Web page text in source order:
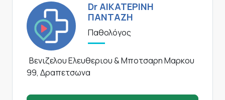
Dr ΑΙΚΑΤΕΡΙΝΗ
ΠΑΝΤΑΖΗ
Παθολόγος
Βενιζελου Ελευθεριου & Μποτσαρη Μαρκου
99, Δραπετσωνα